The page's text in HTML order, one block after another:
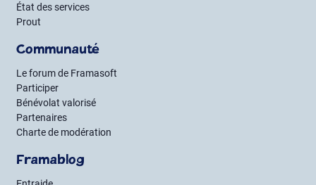
État des services
Prout
Communauté
Le forum de Framasoft
Participer
Bénévolat valorisé
Partenaires
Charte de modération
Framablog